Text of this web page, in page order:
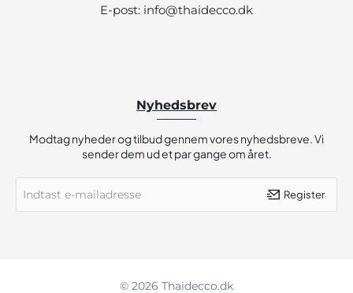
E-post: info@thaidecco.dk
Nyhedsbrev
Modtag nyheder og tilbud gennem vores nyhedsbreve. Vi
sender dem ud et par gange om året.
e-
mailadresse
Register
© 2026 Thaidecco.dk